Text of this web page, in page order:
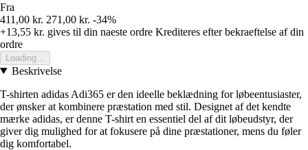
Fra
411,00 kr. 271,00 kr. -34%
+13,55 kr. gives til din naeste ordre Krediteres efter bekraeftelse af din
ordre
Loading...
Beskrivelse
T-shirten adidas Adi365 er den ideelle beklædning for løbeentusiaster,
der ønsker at kombinere præstation med stil. Designet af det kendte
mærke adidas, er denne T-shirt en essentiel del af dit løbeudstyr, der
giver dig mulighed for at fokusere på dine præstationer, mens du føler
dig komfortabel.